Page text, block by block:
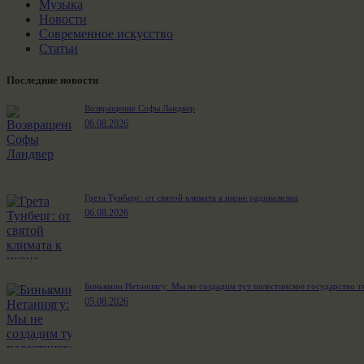
Музыка
Новости
Современное искусство
Статьи
Последние новости
Возвращение Софы Ландвер
06.08.2026
Грета Тунберг: от святой климата к иконе радикализма
06.08.2026
Биньямин Нетаниягу: Мы не создадим тут палестинское государство
05.08.2026